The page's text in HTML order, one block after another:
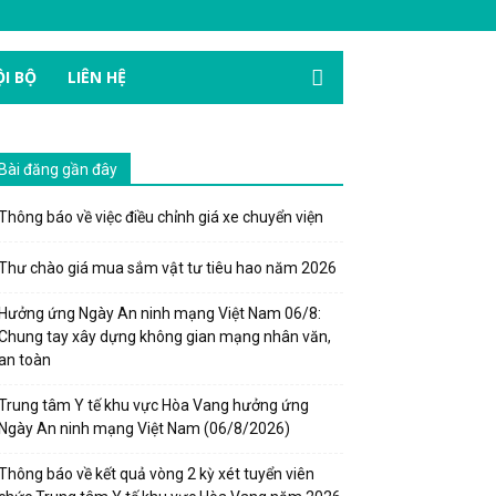
BỘ LIÊN HỆ
Bài đăng gần đây
báo về việc điều chỉnh giá xe chuyển viện
chào giá mua sắm vật tư tiêu hao năm 2026
Hưởng ứng Ngày An ninh mạng Việt Nam 06/8:
tay xây dựng không gian mạng nhân văn,
toàn
tâm Y tế khu vực Hòa Vang hưởng ứng
Ngày An ninh mạng Việt Nam (06/8/2026)
báo về kết quả vòng 2 kỳ xét tuyển viên